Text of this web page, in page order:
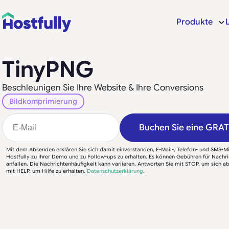
Produkte
TinyPNG
Beschleunigen Sie Ihre Website & Ihre Conversions
Bildkomprimierung
Buchen Sie eine
Mit dem Absenden erklären Sie sich damit einverstanden, E-Mail-, Telefon- und SMS-
Hostfully zu Ihrer Demo und zu Follow-ups zu erhalten. Es können Gebühren für
anfallen. Die Nachrichtenhäufigkeit kann variieren. Antworten Sie mit STOP, um sich
mit HELP, um Hilfe zu erhalten. Datenschutzerklärung.